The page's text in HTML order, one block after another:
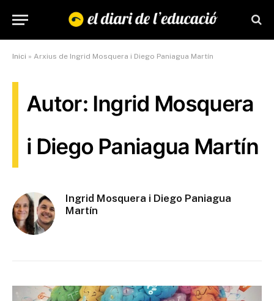
Inici » Arxius de Ingrid Mosquera i Diego Paniagua Martín
Autor: Ingrid Mosquera
i Diego Paniagua Martín
Ingrid Mosquera i Diego Paniagua
Martín